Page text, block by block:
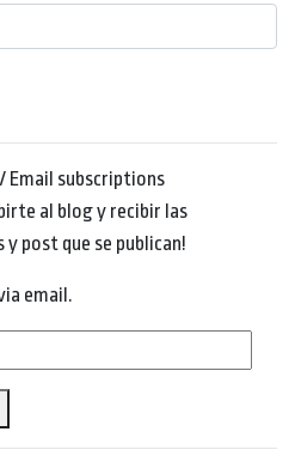
Email subscriptions
al blog y recibir las
post que se publican!
email.